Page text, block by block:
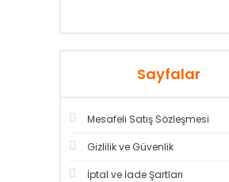
Sayfalar
Mesafeli Satış Sözleşmesi
Gizlilik ve Güvenlik
İptal ve İade Şartları